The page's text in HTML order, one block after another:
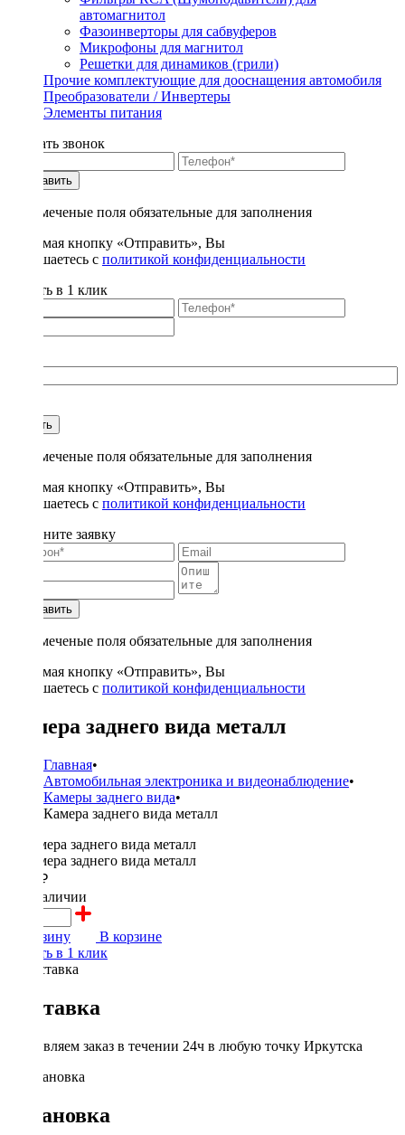
автомагнитол
Фазоинверторы для сабвуферов
Микрофоны для магнитол
Решетки для динамиков (грили)
Прочие комплектующие для дооснащения автомобиля
Преобразователи / Инвертеры
Элементы питания
Заказать звонок
Отправить
* - отмеченые поля обязательные для заполнения
Нажимая кнопку «Отправить», Вы
соглашаетесь с политикой конфиденциальности
Купить в 1 клик
Купить
* - отмеченые поля обязательные для заполнения
Нажимая кнопку «Отправить», Вы
соглашаетесь с политикой конфиденциальности
Заполните заявку
Отправить
* - отмеченые поля обязательные для заполнения
Нажимая кнопку «Отправить», Вы
соглашаетесь с политикой конфиденциальности
Камера заднего вида металл
Главная•
Автомобильная электроника и видеонаблюдение•
Камеры заднего вида•
Камера заднего вида металл
1600 ₽
в наличии
В корзину
В корзине
Купить в 1 клик
Доставка
Доставляем заказ в течении 24ч в любую точку Иркутска
Установка